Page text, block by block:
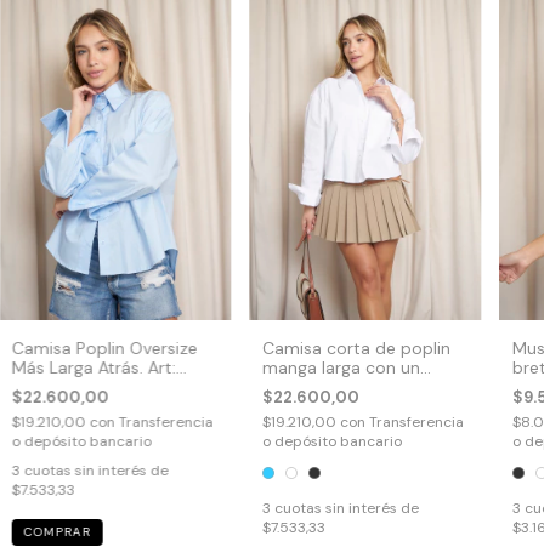
Camisa Poplin Oversize
Más Larga Atrás. Art:
9734
$22.600,00
$19.210,00 con Transferencia
o depósito bancario
3 cuotas sin interés de
$7.533,33
COMPRAR
Camisa corta de poplin
manga larga con un
bolsillo. Art: 9736
$22.600,00
$19.210,00 con Transferencia
o depósito bancario
3 cuotas sin interés de
$7.533,33
o
3